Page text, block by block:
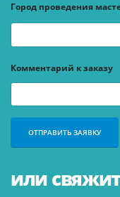
Город проведения
Комментарий к заказу
или